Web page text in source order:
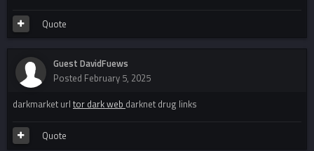
Quote
Guest DavidFuews
Posted February 5, 2025
darkmarket url tor dark web darknet drug links
Quote